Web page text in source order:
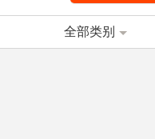
全部类别